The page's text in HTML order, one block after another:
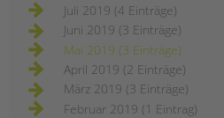
Juli 2019 (4 Einträge)
Juni 2019 (3 Einträge)
Mai 2019 (3 Einträge)
April 2019 (2 Einträge)
März 2019 (3 Einträge)
Februar 2019 (1 Eintrag)